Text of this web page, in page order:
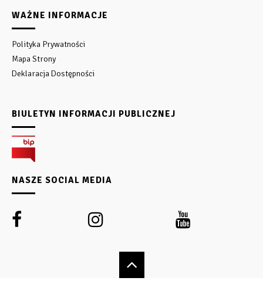
WAŻNE INFORMACJE
Polityka Prywatności
Mapa Strony
Deklaracja Dostępności
BIULETYN INFORMACJI PUBLICZNEJ
NASZE SOCIAL MEDIA